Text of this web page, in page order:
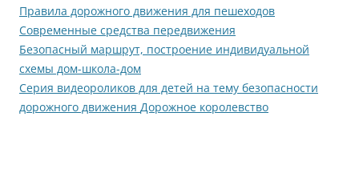
Правила дорожного движения для пешеходов
Современные средства передвижения
Безопасный маршрут, построение индивидуальной
схемы дом-школа-дом
Серия видеороликов для детей на тему безопасности
дорожного движения Дорожное королевство